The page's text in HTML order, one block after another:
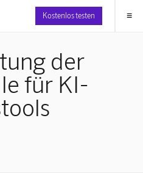
Kostenlos testen ≡
der
für KI-